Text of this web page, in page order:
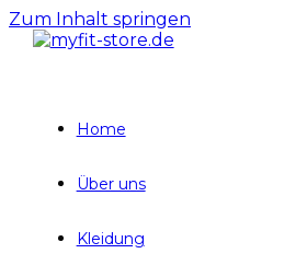
Zum Inhalt springen
Home
Über uns
Kleidung